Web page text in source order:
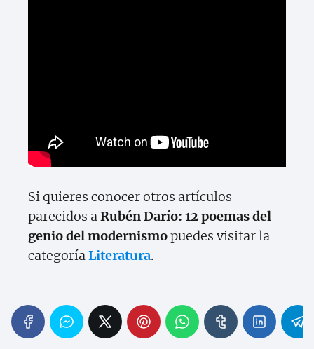
Si quieres conocer otros artículos
parecidos aRubén Darío: 12 poemas del
genio del modernismopuedes visitar la
categoríaLiteratura.